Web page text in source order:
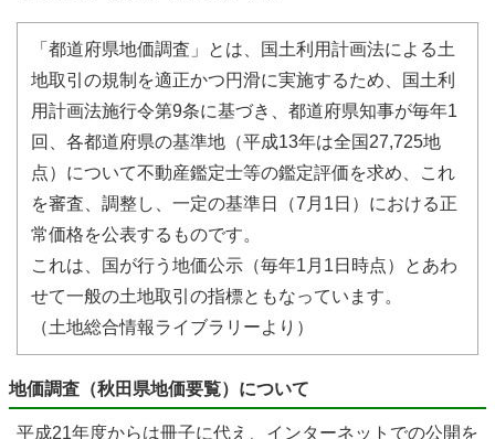
「都道府県地価調査」とは、国土利用計画法による土
地取引の規制を適正かつ円滑に実施するため、国土利
用計画法施行令第9条に基づき、都道府県知事が毎年1
回、各都道府県の基準地（平成13年は全国27,725地
点）について不動産鑑定士等の鑑定評価を求め、これ
を審査、調整し、一定の基準日（7月1日）における正
常価格を公表するものです。
これは、国が行う地価公示（毎年1月1日時点）とあわ
せて一般の土地取引の指標ともなっています。
（土地総合情報ライブラリーより）
地価調査（秋田県地価要覧）について
平成21年度からは冊子に代え、インターネットでの公開を